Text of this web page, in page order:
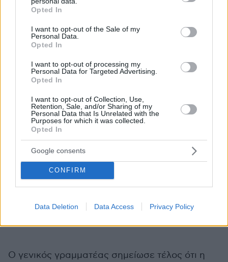
grant or deny consent to Google and its third-party tags to
use your data for below specified purposes in below Google
consent section.
Opted In
I want to opt-out of the Sale of my
Personal Data.
Opted In
I want to opt-out of processing my
Personal Data for Targeted Advertising.
Opted In
I want to opt-out of Collection, Use,
Retention, Sale, and/or Sharing of my
Personal Data that Is Unrelated with the
Purposes for which it was collected.
Opted In
Google consents
CONFIRM
Data Deletion Data Access Privacy Policy
καταφύγιο για διεθνείς τρομοκράτες, ότι θα
των γυναικών και ότι θα εγγυηθούν την
ελεύθερη μετακίνηση.
Ο γενικός γραμματέας σημείωσε τέλος ότι η